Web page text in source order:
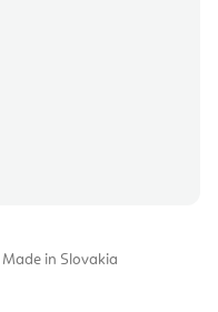
Made in Slovakia